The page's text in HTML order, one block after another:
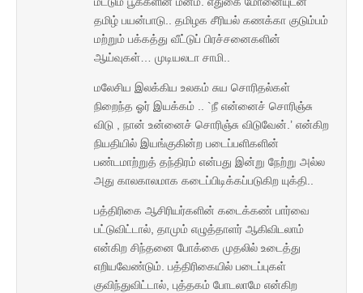
தமிழ் பயன்பாடு.. தமிழக சீரியல் கணக்கா குடும்பம்
மற்றும் பக்கத்து வீட்டுப் பிரச்சனைகளின்
ஆய்வுகள்… முடியலடா சாமி..
மலேசிய இலக்கிய உலகம் சுய சொரிதல்கள்
நிறைந்த ஓர் இயக்கம் .. `நீ என்னைச் சொரிஞ்சு
விடு , நான் உன்னைச் சொரிஞ்சு விடுவேன்.’ என்கிற
நியதியில் இயங்குகின்ற படைப்பளிகளின்
பண்டமாற்றுத் தந்திரம் என்பது இன்று நேற்று அல்ல
அது காலகாலமாக கடைப்பிடிக்கப்படுகிற யுக்தி..
பத்திரிகை ஆசிரியர்களின் கடைக்கண் பார்வை
பட்டுவிட்டால், தாமும் எழுத்தாளர் ஆகிவிடலாம்
என்கிற சிந்தனை போக்கை முதலில் உடைத்து
எறியவேண்டும். பத்திரிகையில் படைப்புகள்
குவிந்துவிட்டால், புத்தகம் போடலாமே என்கிற